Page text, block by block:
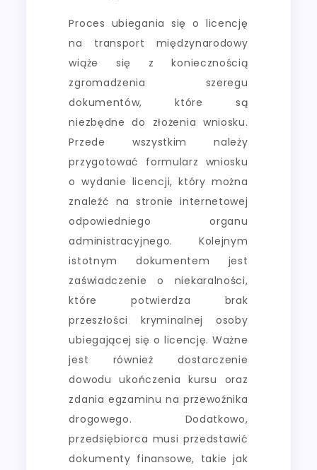
Proces ubiegania się o licencję
na transport międzynarodowy
wiąże się z koniecznością
zgromadzenia szeregu
dokumentów, które są
niezbędne do złożenia wniosku.
Przede wszystkim należy
przygotować formularz wniosku
o wydanie licencji, który można
znaleźć na stronie internetowej
odpowiedniego organu
administracyjnego. Kolejnym
istotnym dokumentem jest
zaświadczenie o niekaralności,
które potwierdza brak
przeszłości kryminalnej osoby
ubiegającej się o licencję. Ważne
jest również dostarczenie
dowodu ukończenia kursu oraz
zdania egzaminu na przewoźnika
drogowego. Dodatkowo,
przedsiębiorca musi przedstawić
dokumenty finansowe, takie jak